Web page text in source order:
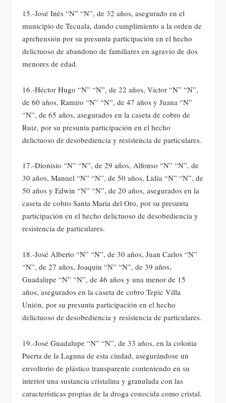
15.-José Inés “N” “N”, de 32 años, asegurado en el
municipio de Tecuala, dando cumplimiento a la orden de
aprehensión por su presunta participación en el hecho
delictuoso de abandono de familiares en agravio de dos
menores de edad.
16.-Héctor Hugo “N” “N”, de 22 años, Victor “N” “N”,
de 60 años, Ramiro “N” “N”, de 47 años y Juana “N”
“N”, de 65 años, asegurados en la caseta de cobro de
Ruiz, por su presunta participación en el hecho
delictuoso de desobediencia y resistencia de particulares.
17.-Dionisio “N” “N”, de 29 años, Alfonso “N” “N”, de
30 años, Manuel “N” “N”, de 50 años, Lidia “N” “N”, de
50 años y Edwin “N” “N”, de 20 años, asegurados en la
caseta de cobro Santa María del Oro, por su presunta
participación en el hecho delictuoso de desobediencia y
resistencia de particulares.
18.-José Alberto “N” “N”, de 30 años, Juan Carlos “N”
“N”, de 27 años, Joaquin “N” “N”, de 39 años,
Guadalupe “N” “N”, de 46 años y una menor de 15
años, asegurados en la caseta de cobro Tepic Villa
Unión, por su presunta participación en el hecho
delictuoso de desobediencia y resistencia de particulares.
19.-José Guadalupe “N” “N”, de 33 años, en la colonia
Puerta de la Laguna de esta ciudad, asegurándose un
envoltorio de plástico transparente conteniendo en su
interior una sustancia cristalina y granulada con las
características propias de la droga conocida como cristal.